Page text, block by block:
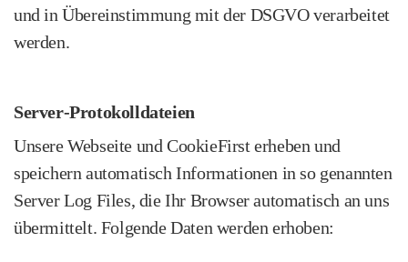
und in Übereinstimmung mit der DSGVO verarbeitet
werden.
Server‑Protokolldateien
Unsere Webseite und CookieFirst erheben und
speichern automatisch Informationen in so genannten
Server Log Files, die Ihr Browser automatisch an uns
übermittelt. Folgende Daten werden erhoben: